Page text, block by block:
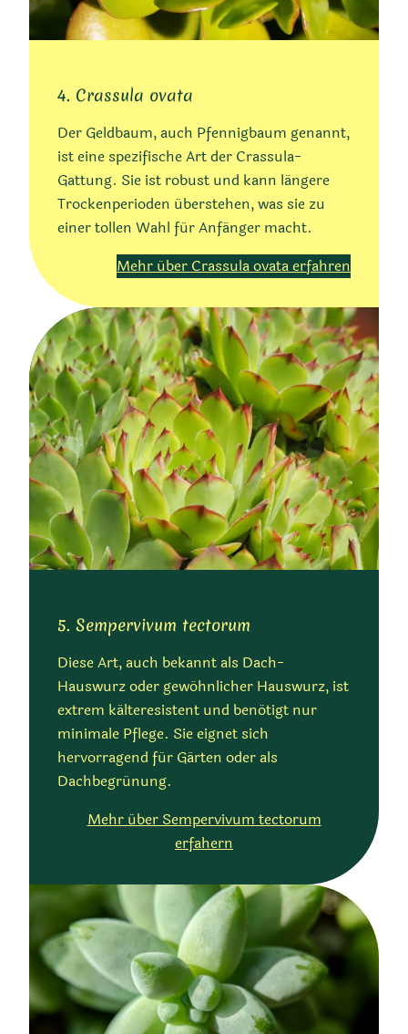
4. Crassula ovata
Der Geldbaum, auch Pfennigbaum genannt,
ist eine spezifische Art der Crassula-
Gattung. Sie ist robust und kann längere
Trockenperioden überstehen, was sie zu
einer tollen Wahl für Anfänger macht.
Mehr über Crassula ovata erfahren
5. Sempervivum tectorum
Diese Art, auch bekannt als Dach-
Hauswurz oder gewöhnlicher Hauswurz, ist
extrem kälteresistent und benötigt nur
minimale Pflege. Sie eignet sich
hervorragend für Gärten oder als
Dachbegrünung.
Mehr über Sempervivum tectorum
erfahern